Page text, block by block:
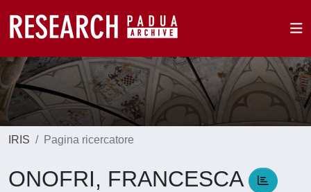
IRIS Pagina ricercatore
ONOFRI, FRANCESCA